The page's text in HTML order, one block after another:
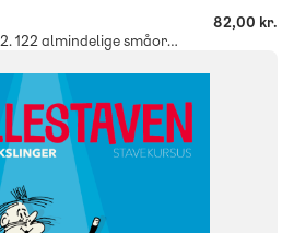
Tryllestaven Stavekursus 2. 122 almindelige småord, 5 stk.
82,00 kr.